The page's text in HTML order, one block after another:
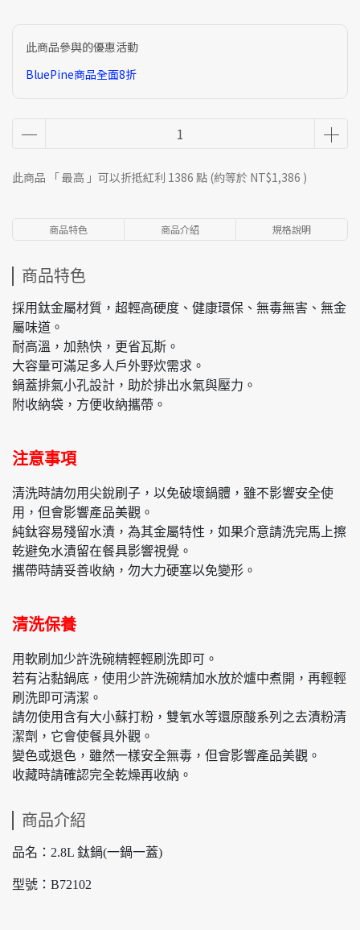
此商品參與的優惠活動
BluePine商品全面8折
此商品 「 最高 」可以折抵紅利 1386 點 (約等於 NT$1,386 )
商品特色 商品介紹 規格說明
商品特色
採用鈦金屬材質，超輕高硬度、健康環保、無毒無害、無金
屬味道。
耐高溫，加熱快，更省瓦斯。
大容量可滿足多人戶外野炊需求。
鍋蓋排氣小孔設計，助於排出水氣與壓力。
附收納袋，方便收納攜帶。
注意事項
清洗時請勿用尖銳刷子，以免破壞鍋體，雖不影響安全使
用，但會影響產品美觀。
純鈦容易殘留水漬，為其金屬特性，如果介意請洗完馬上擦
乾避免水漬留在餐具影響視覺。
攜帶時請妥善收納，勿大力硬塞以免變形。
清洗保養
用軟刷加少許洗碗精輕輕刷洗即可。
若有沾黏鍋底，使用少許洗碗精加水放於爐中煮開，再輕輕
刷洗即可清潔。
請勿使用含有大小蘇打粉，雙氧水等還原酸系列之去漬粉清
潔劑，它會使餐具外觀。
變色或退色，雖然一樣安全無毒，但會影響產品美觀。
收藏時請確認完全乾燥再收納。
商品介紹
品名：2.8L 鈦鍋(一鍋一蓋)
型號：B72102